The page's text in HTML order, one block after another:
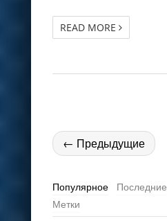
READ MORE
← Предыдущие
Популярное Последние
Метки